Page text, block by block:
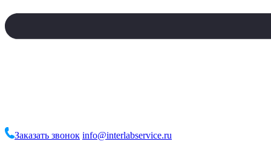
Заказать звонок info@interlabservice.ru